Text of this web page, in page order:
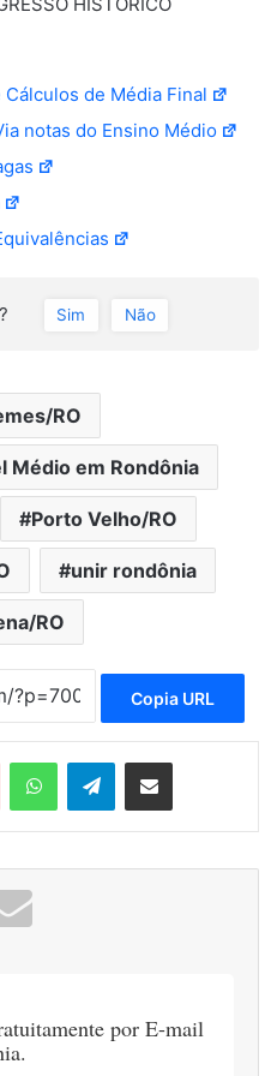
HISTÓRICO
Cálculos de Média Final
notas do Ensino Médio
Sim Não
RO
Médio em Rondônia
Porto Velho/RO
unir rondônia
RO
Copia URL
PinterestWhatsAppTelegramCompartilhar via e-mail